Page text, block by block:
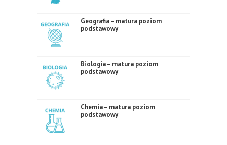
Geografia – matura poziom
podstawowy
Biologia – matura poziom
podstawowy
Chemia – matura poziom
podstawowy